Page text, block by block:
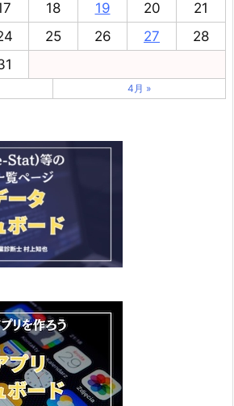
18 19 20
21
25 26 27
28
4月 »